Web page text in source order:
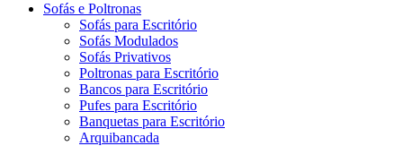
Sofás e Poltronas
Sofás para Escritório
Sofás Modulados
Sofás Privativos
Poltronas para Escritório
Bancos para Escritório
Pufes para Escritório
Banquetas para Escritório
Arquibancada